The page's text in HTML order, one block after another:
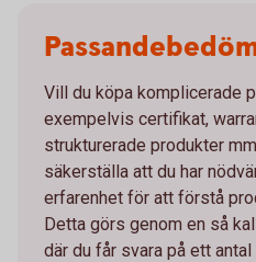
Vill du köpa komplicerade
exempelvis certifikat,
strukturerade produkter
säkerställa att du har
erfarenhet för att förstå
Detta görs genom en så
där du får svara på ett